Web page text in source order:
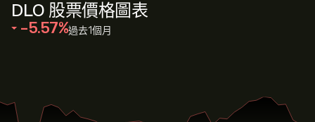
DLO 股票價格圖表
‎-5.57‎ 過去1個月